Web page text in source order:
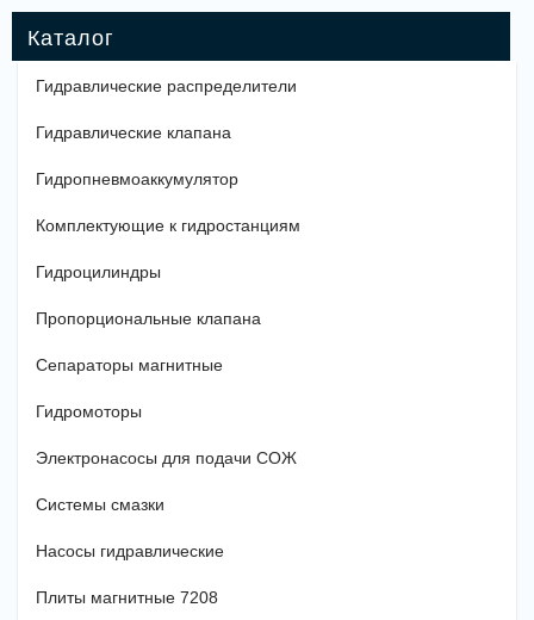
Гидравлические распределители
Гидравлические клапана
Гидропневмоаккумулятор
Комплектующие к гидростанциям
Гидроцилиндры
Пропорциональные клапана
Сепараторы магнитные
Гидромоторы
Электронасосы для подачи СОЖ
Системы смазки
Насосы гидравлические
Плиты магнитные 7208